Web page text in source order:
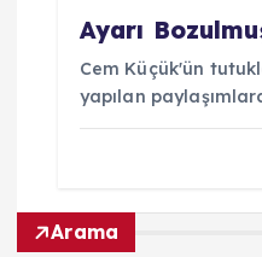
Ayarı
Cem Küçük'ün
yapılan
Arama